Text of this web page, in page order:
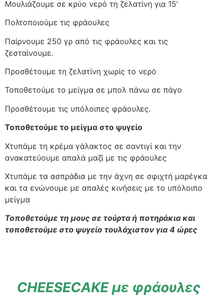
Μουλιάζουμε σε κρύο νερό τη ζελατίνη για 15′
Πολτοποιούμε τις φράουλες
Παίρνουμε 250 γρ από τις φράουλες και τις
ζεσταίνουμε.
Προσθέτουμε τη ζελατίνη χωρίς το νερό
Τοποθετούμε το μείγμα σε μπολ πάνω σε πάγο
Προσθέτουμε τις υπόλοιπες φράουλες.
Τοποθετούμε το μείγμα στο ψυγείο
Χτυπάμε τη κρέμα γάλακτος σε σαντιγί και την
ανακατεύουμε απαλά μαζί με τις φράουλες
Χτυπάμε τα ασπράδια με την άχνη σε σφιχτή μαρέγκα
και τα ενώνουμε με απαλές κινήσεις με το υπόλοιπο
μείγμα
Τοποθετούμε τη μους σε τούρτα ή ποτηράκια και
τοποθετούμε στο ψυγείο τουλάχιστον για 4 ώρες
CHEESECAKE με φράουλες